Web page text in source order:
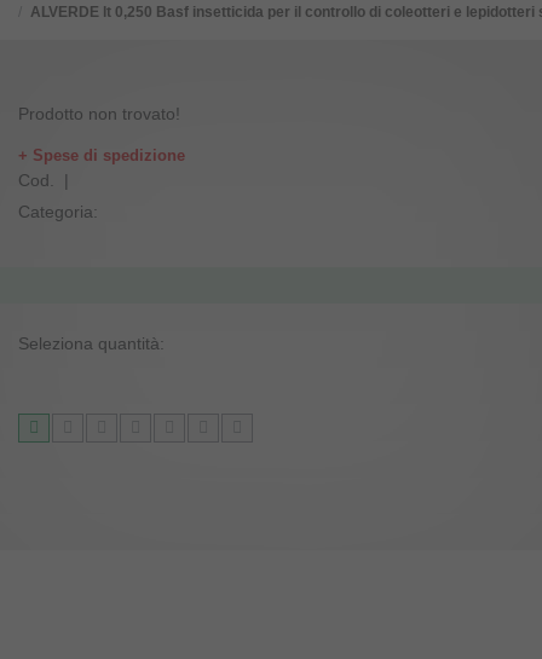
ALVERDE lt 0,250 Basf insetticida per il controllo di coleotteri e lepidotteri
Prodotto non trovato!
Cod. |
Categoria:
+ Spese di spedizione
Seleziona quantità: